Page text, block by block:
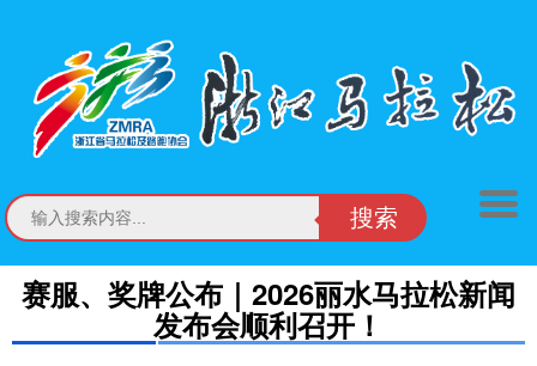
搜索
赛服、奖牌公布｜2026丽水马拉松新闻
发布会顺利召开！